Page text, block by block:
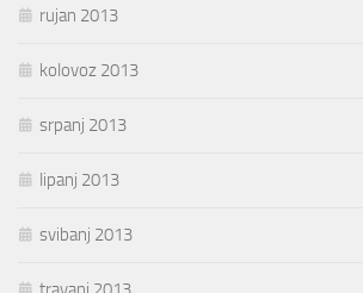
rujan 2013
kolovoz 2013
srpanj 2013
lipanj 2013
svibanj 2013